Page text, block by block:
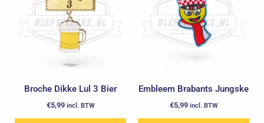
Broche Dikke Lul 3 Bier
€5,99 incl. BTW
Embleem Brabants Jungske
€5,99 incl. BTW